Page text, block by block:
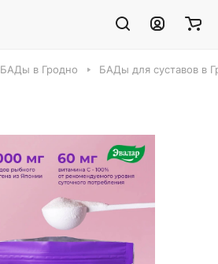
БАДы в Гродно БАДы для суставов в